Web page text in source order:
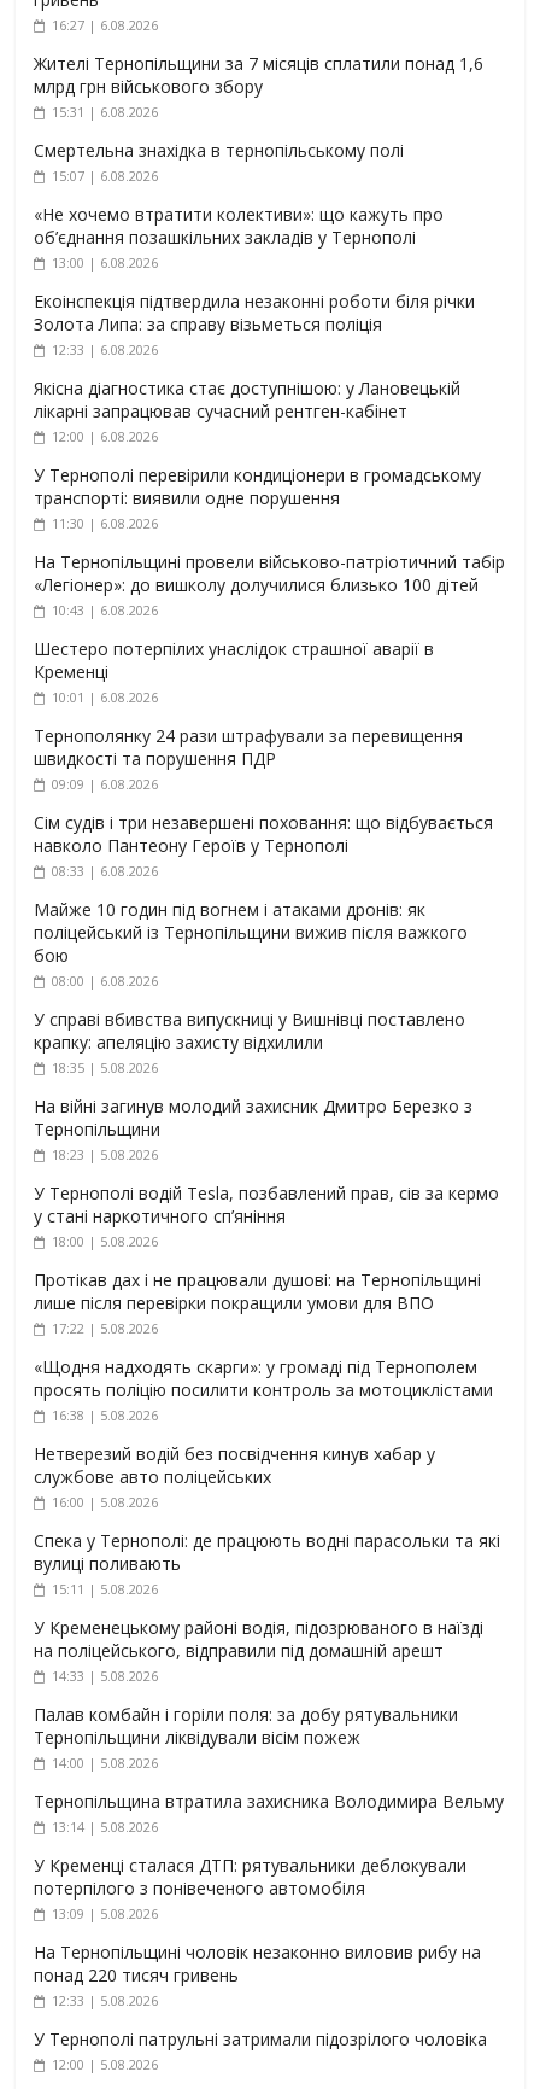
16:27 | 6.08.2026
Жителі Тернопільщини за 7 місяців сплатили понад 1,6
млрд грн військового збору
15:31 | 6.08.2026
Смертельна знахідка в тернопільському полі
15:07 | 6.08.2026
«Не хочемо втратити колективи»: що кажуть про
об’єднання позашкільних закладів у Тернополі
13:00 | 6.08.2026
Екоінспекція підтвердила незаконні роботи біля річки
Золота Липа: за справу візьметься поліція
12:33 | 6.08.2026
Якісна діагностика стає доступнішою: у Лановецькій
лікарні запрацював сучасний рентген-кабінет
12:00 | 6.08.2026
У Тернополі перевірили кондиціонери в громадському
транспорті: виявили одне порушення
11:30 | 6.08.2026
На Тернопільщині провели військово-патріотичний табір
«Легіонер»: до вишколу долучилися близько 100 дітей
10:43 | 6.08.2026
Шестеро потерпілих унаслідок страшної аварії в
Кременці
10:01 | 6.08.2026
Тернополянку 24 рази штрафували за перевищення
швидкості та порушення ПДР
09:09 | 6.08.2026
Сім судів і три незавершені поховання: що відбувається
навколо Пантеону Героїв у Тернополі
08:33 | 6.08.2026
Майже 10 годин під вогнем і атаками дронів: як
поліцейський із Тернопільщини вижив після важкого
бою
08:00 | 6.08.2026
У справі вбивства випускниці у Вишнівці поставлено
крапку: апеляцію захисту відхилили
18:35 | 5.08.2026
На війні загинув молодий захисник Дмитро Березко з
Тернопільщини
18:23 | 5.08.2026
У Тернополі водій Tesla, позбавлений прав, сів за кермо
у стані наркотичного сп’яніння
18:00 | 5.08.2026
Протікав дах і не працювали душові: на Тернопільщині
лише після перевірки покращили умови для ВПО
17:22 | 5.08.2026
«Щодня надходять скарги»: у громаді під Тернополем
просять поліцію посилити контроль за мотоциклістами
16:38 | 5.08.2026
Нетверезий водій без посвідчення кинув хабар у
службове авто поліцейських
16:00 | 5.08.2026
Спека у Тернополі: де працюють водні парасольки та які
вулиці поливають
15:11 | 5.08.2026
У Кременецькому районі водія, підозрюваного в наїзді
на поліцейського, відправили під домашній арешт
14:33 | 5.08.2026
Палав комбайн і горіли поля: за добу рятувальники
Тернопільщини ліквідували вісім пожеж
14:00 | 5.08.2026
Тернопільщина втратила захисника Володимира Вельму
13:14 | 5.08.2026
У Кременці сталася ДТП: рятувальники деблокували
потерпілого з понівеченого автомобіля
13:09 | 5.08.2026
На Тернопільщині чоловік незаконно виловив рибу на
понад 220 тисяч гривень
12:33 | 5.08.2026
У Тернополі патрульні затримали підозрілого чоловіка
12:00 | 5.08.2026